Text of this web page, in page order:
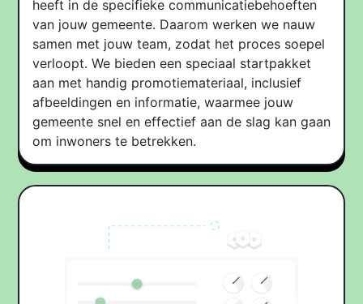
heeft in de specifieke communicatiebehoeften
van jouw gemeente. Daarom werken we nauw
samen met jouw team, zodat het proces soepel
verloopt. We bieden een speciaal startpakket
aan met handig promotiemateriaal, inclusief
afbeeldingen en informatie, waarmee jouw
gemeente snel en effectief aan de slag kan gaan
om inwoners te betrekken.